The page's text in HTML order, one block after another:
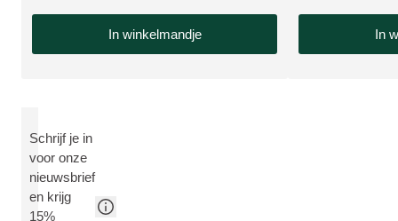
In winkelmandje In
Schrijf je in
voor onze
nieuwsbrief
en krijg
15%